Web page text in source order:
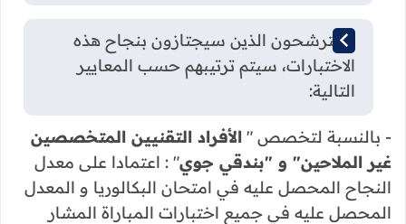
المترشحون الذين سيجتازون بنجاح هذه
الاختبارات، سيتم ترتيبهم حسب المعايير
التالية:
- بالنسبة لتخصص " الأفراد التقنيين المتخصصين
غير الملاحين" و "بندقي جوي" : اعتمادا على معدل
النجاح المحصل عليه في امتحان البكالوريا و المعدل
المحصل عليه في جميع اختبارات المباراة المشار